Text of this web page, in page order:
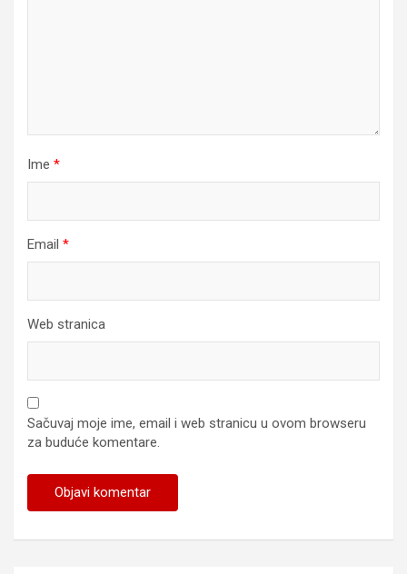
Ime *
Email *
Web stranica
Sačuvaj moje ime, email i web stranicu u ovom browseru
za buduće komentare.